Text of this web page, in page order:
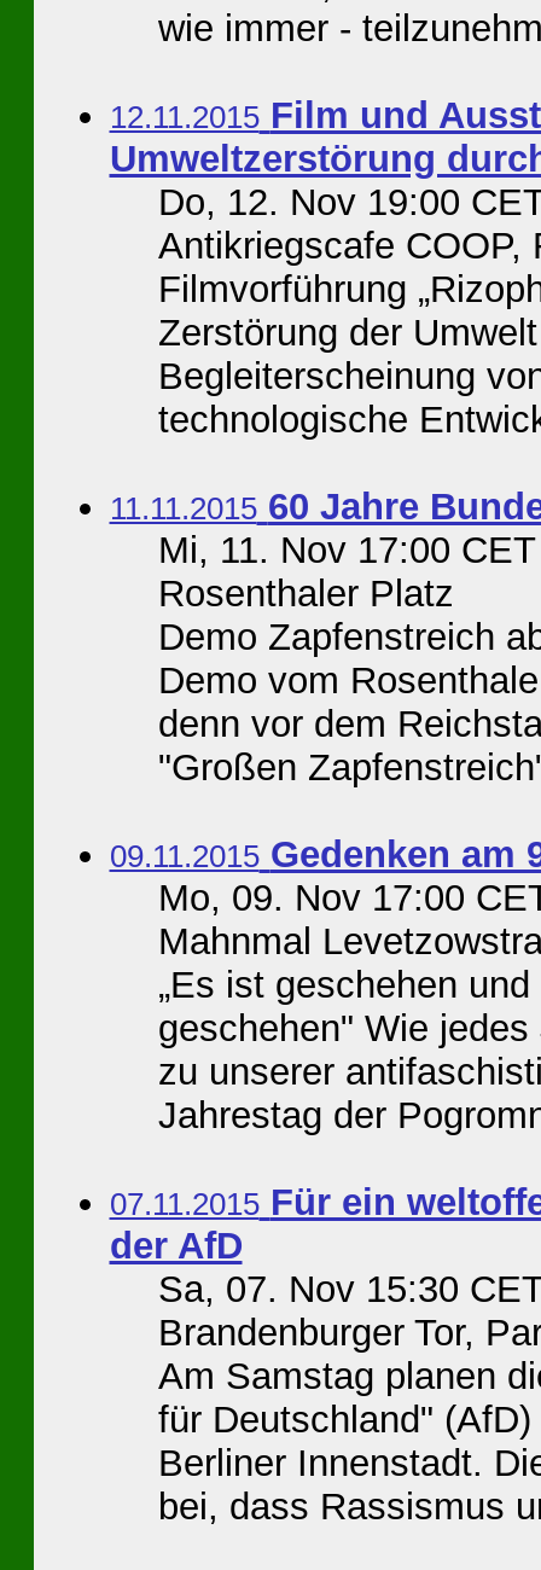
wie immer -
12.11.2015 Film und
Umweltzerstörung
Do, 12. Nov 19:00
Antikriegscafe COOP,
Filmvorführung
Zerstörung der
Begleiterscheinung
technologische
11.11.2015 60 Jahre
Mi, 11. Nov 17:00
Rosenthaler Platz
Demo Zapfenstreich
Demo vom
denn vor dem
"Großen
09.11.2015 Gedenken am
Mo, 09. Nov 17:00
Mahnmal
„Es ist geschehen
geschehen" Wie
zu unserer
Jahrestag der
07.11.2015 Für ein
der AfD
Sa, 07. Nov 15:30
Brandenburger Tor,
Am Samstag planen
für Deutschland"
Berliner Innenstadt.
bei, dass Rassismus